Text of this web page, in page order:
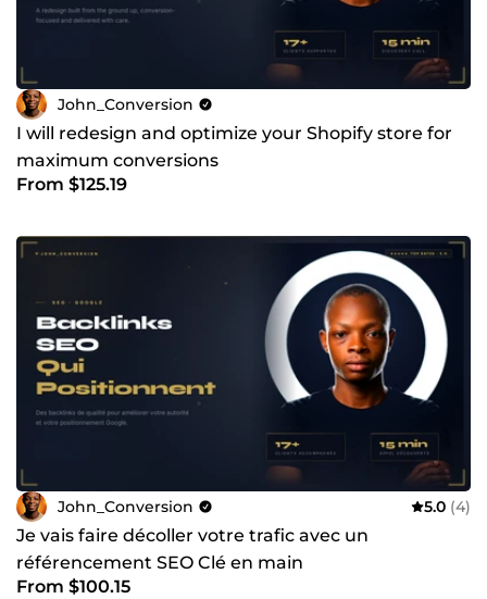
Orientation résultats : objectifs chiffrés, décisions basées
Collaboration premium : sélective, avec des clients
sérieux, prêts à avancer.
🔥 Pour qui je suis le bon partenaire
Entrepreneurs e-commerce qui veulent professionnaliser
leur marque
Créateurs digitaux qui veulent automatiser et scaler
Marques qui veulent augmenter leur taux de conversion,
📈 Passer au niveau supérieur
Si vous cherchez un exécutant pas cher, je ne suis pas la
bonne personne.
Mais si vous cherchez un expert qui structure, optimise et
augmente vos performances, alors envoyez-moi un
Je peux réaliser un audit rapide pour identifier vos leviers
de croissance et vous proposer une stratégie claire et
actionnable.
John_Conversion
I will redesign and optimize your Shopify store for
maximum conversions
From $125.19
John_Conversion 5.0 (4)
Je vais faire décoller votre trafic avec un
référencement SEO Clé en main
From $100.15